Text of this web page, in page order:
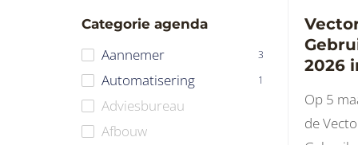
Categorie agenda
Aannemer 3
Automatisering 1
Adviesbureau
Afbouw
2026
Op 5
de